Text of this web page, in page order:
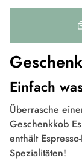
Einfach
Überrasche
Geschenkkob
enthält
Spezialitäten!